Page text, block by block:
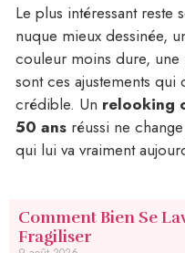
Le plus intéressant reste
nuque mieux dessinée,
couleur moins dure, une
sont ces ajustements qui
crédible. Un relooking
50 ans réussi ne
qui lui va vraiment
Comment Bien Se
Fragiliser